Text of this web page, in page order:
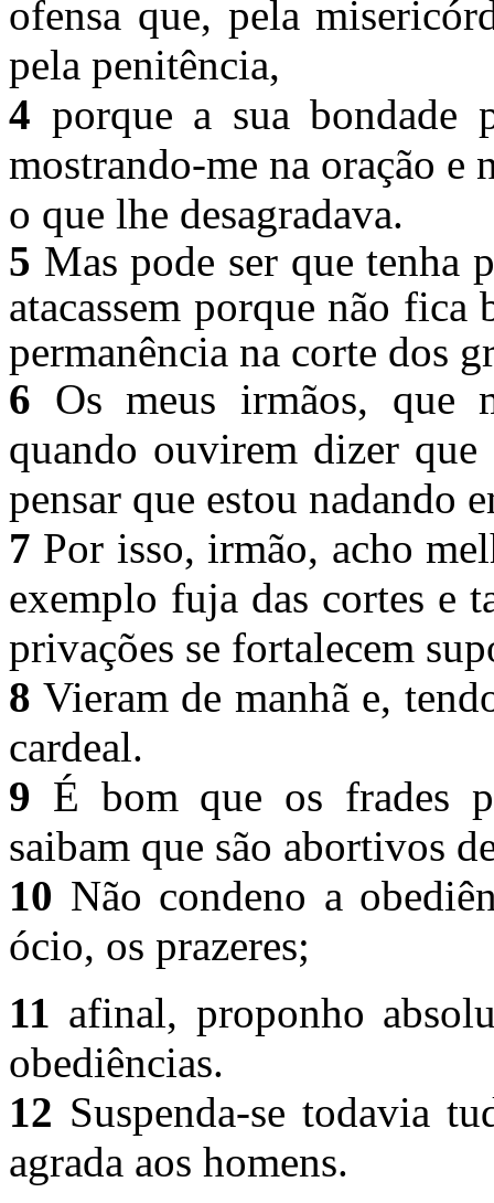
ofensa que, pela
pela penitência,
4 porque a sua bondade
mostrando-me na oração e
o que lhe desagradava.
5 Mas pode ser que tenha
atacassem porque não fica
permanência na corte dos
6 Os meus irmãos, que
quando ouvirem dizer que
pensar que estou nadando
7 Por isso, irmão, acho
exemplo fuja das cortes e
privações se fortalecem
8 Vieram de manhã e,
cardeal.
9 É bom que os frades
saibam que são abortivos
10 Não condeno a
ócio, os prazeres;
11 afinal, proponho
obediências.
12 Suspenda-se todavia
agrada aos homens.